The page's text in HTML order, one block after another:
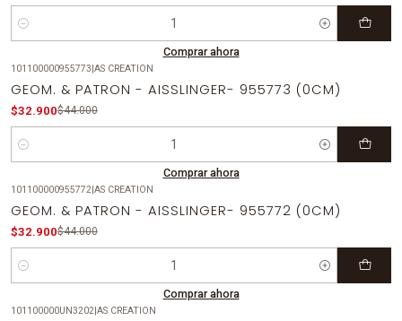
Cantidad
Comprar ahora
101100000955773 AS CREATION
GEOM. & PATRON - AISSLINGER- 955773 (0CM)
$32.900$44.000
Cantidad
Comprar ahora
101100000955772| AS CREATION
GEOM. & PATRON - AISSLINGER- 955772 (0CM)
$32.900$44.000
Cantidad
Comprar ahora
101100000UN3202| AS CREATION